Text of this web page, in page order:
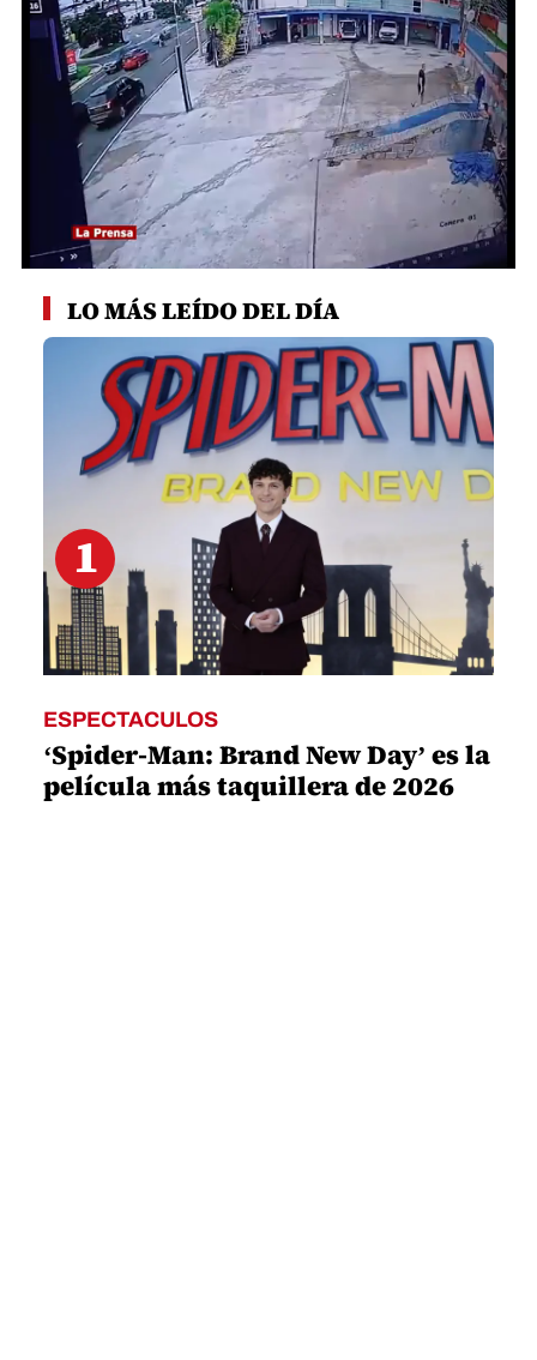
secondsLO MÁS LEÍDO DEL DÍA
1
ESPECTACULOS
‘Spider-Man: Brand New Day’ es la
película más taquillera de 2026